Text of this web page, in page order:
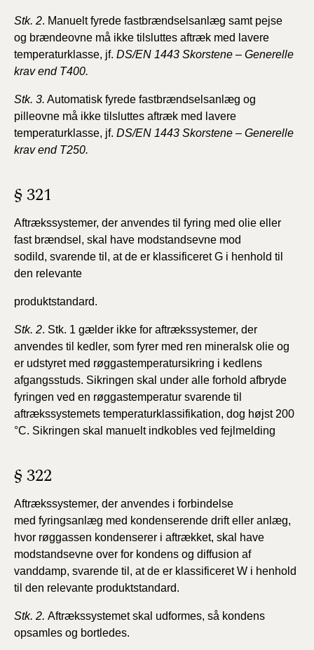
Stk. 2. Manuelt fyrede fastbrændselsanlæg samt pejse
og brændeovne må ikke tilsluttes aftræk med lavere
temperaturklasse, jf. DS/EN 1443 Skorstene – Generelle
krav end T400.
Stk. 3. Automatisk fyrede fastbrændselsanlæg og
pilleovne må ikke tilsluttes aftræk med lavere
temperaturklasse, jf. DS/EN 1443 Skorstene – Generelle
krav end T250.
§ 321
Aftrækssystemer, der anvendes til fyring med olie eller
fast brændsel, skal have modstandsevne mod
sodild, svarende til, at de er klassificeret G i henhold til
den relevante
produktstandard.
Stk. 2. Stk. 1 gælder ikke for aftrækssystemer, der
anvendes til kedler, som fyrer med ren mineralsk olie og
er udstyret med røggastemperatursikring i kedlens
afgangsstuds. Sikringen skal under alle forhold afbryde
fyringen ved en røggastemperatur svarende til
aftrækssystemets temperaturklassifikation, dog højst 200
°C. Sikringen skal manuelt indkobles ved fejlmelding
§ 322
Aftrækssystemer, der anvendes i forbindelse
med fyringsanlæg med kondenserende drift eller anlæg,
hvor røggassen kondenserer i aftrækket, skal have
modstandsevne over for kondens og diffusion af
vanddamp, svarende til, atde er klassificeret W i henhold
til den relevante produktstandard.
Stk. 2. Aftrækssystemet skal udformes, så kondens
opsamles og bortledes.